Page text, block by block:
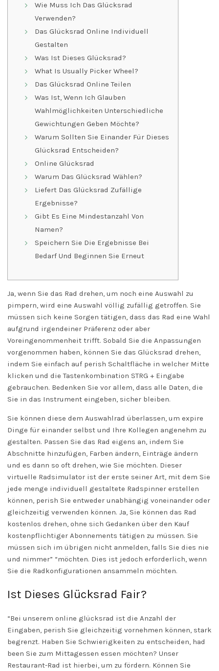
Wie Muss Ich Das Glücksrad
Verwenden?
Das Glücksrad Online Individuell
Gestalten
Was Ist Dieses Glücksrad?
What Is Usually Picker Wheel?
Das Glücksrad Online Teilen
Was Ist, Wenn Ich Glauben
Wahlmöglichkeiten Unterschiedliche
Gewichtungen Geben Möchte?
Warum Sollten Sie Einander Für Dieses
Glücksrad Entscheiden?
Online Glücksrad
Warum Das Glücksrad Wählen?
Liefert Das Glücksrad Zufällige
Ergebnisse?
Gibt Es Eine Mindestanzahl Von
Namen?
Speichern Sie Die Ergebnisse Bei
Bedarf Und Beginnen Sie Erneut
Ja, wenn Sie das Rad drehen, um noch eine Auswahl zu
pimpern, wird eine Auswahl völlig zufällig getroffen. Sie
müssen sich keine Sorgen tätigen, dass das Rad eine Wahl
aufgrund irgendeiner Präferenz oder aber
Voreingenommenheit trifft. Sobald Sie die Anpassungen
vorgenommen haben, können Sie das Glücksrad drehen,
indem Sie einfach auf perish Schaltfläche in welcher Mitte
klicken und die Tastenkombination STRG + Eingabe
gebrauchen. Bedenken Sie vor allem, dass alle Daten, die
Sie in das Instrument eingeben, sicher bleiben.
Sie können diese dem Auswahlrad überlassen, um expire
Dinge für einander selbst und Ihre Kollegen angenehm zu
gestalten. Passen Sie das Rad eigens an, indem Sie
Abschnitte hinzufügen, Farben ändern, Einträge ändern
und es dann so oft drehen, wie Sie möchten. Dieser
virtuelle Radsimulator ist der erste seiner Art, mit dem Sie
jede menge individuell gestaltete Radspinner erstellen
können, perish Sie entweder unabhängig voneinander oder
gleichzeitig verwenden können. Ja, Sie können das Rad
kostenlos drehen, ohne sich Gedanken über den Kauf
kostenpflichtiger Abonnements tätigen zu müssen. Sie
müssen sich im übrigen nicht anmelden, falls Sie dies nie
und nimmer” “möchten. Dies ist jedoch erforderlich, wenn
Sie die Radkonfigurationen ansammeln möchten.
Ist Dieses Glücksrad Fair?
“Bei unserem online glücksrad ist die Anzahl der
Eingaben, perish Sie gleichzeitig vornehmen können, stark
begrenzt. Haben Sie Schwierigkeiten zu entscheiden, had
been Sie zum Mittagessen essen möchten? Unser
Restaurant-Rad ist hierbei, um zu fördern. Können Sie